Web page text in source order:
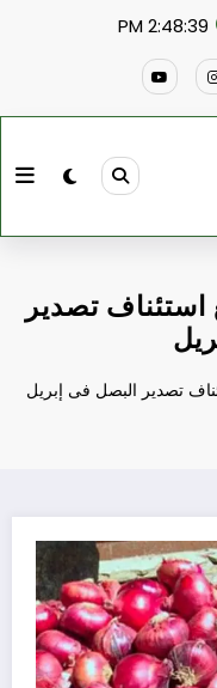
2:48:40 PM
استئناف تصدير
تصدير البصل فى إبريل